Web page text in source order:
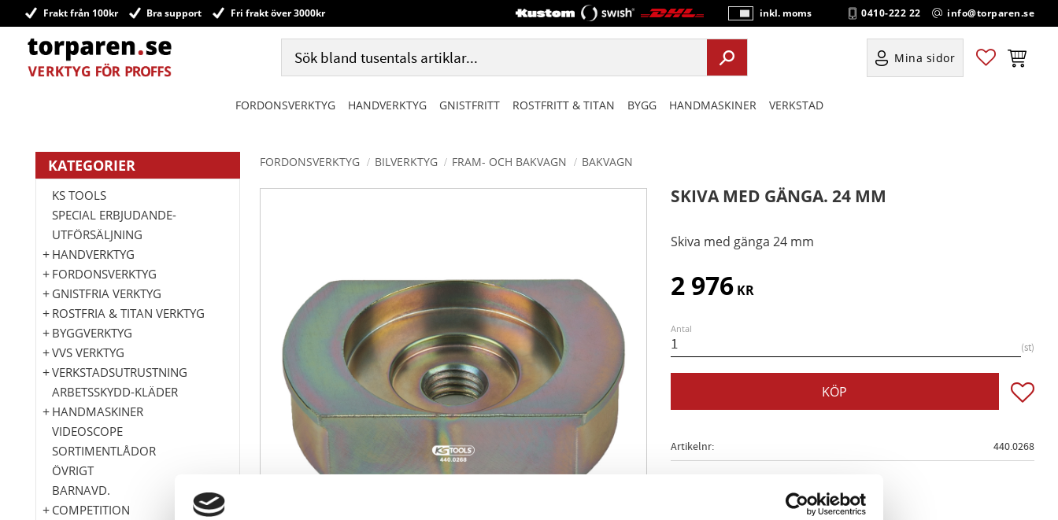
Frakt från 100kr Bra support Fri frakt över 3000kr
P
ri
s
e
vi
inkl. moms 0410-222 22 info@torparen.se
Mina sidor Favoriter
FORDONSVERKTYG HANDVERKTYG GNISTFRITT ROSTFRITT & TITAN BYGG HANDMASKINER VERKSTAD
FORDONSVERKTYG BILVERKTYG FRAM- OCH BAKVAGN BAKVAGN
SKIVA MED GÄNGA. 24 MM
Skiva med gänga 24 mm
2 976KR
Antal
st
KÖP Lägg
Artikelnr 440.0268
KATEGORIER
KS TOOLS
SPECIAL ERBJUDANDE-
UTFÖRSÄLJNING
HANDVERKTYG
FORDONSVERKTYG
GNISTFRIA VERKTYG
ROSTFRIA & TITAN VERKTYG
BYGGVERKTYG
VVS VERKTYG
VERKSTADSUTRUSTNING
ARBETSSKYDD-KLÄDER
HANDMASKINER
VIDEOSCOPE
SORTIMENTLÅDOR
ÖVRIGT
BARNAVD.
COMPETITION